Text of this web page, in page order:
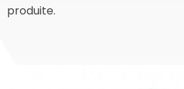
produite.